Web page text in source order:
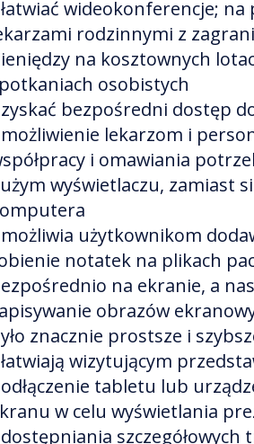
wideokonferencje; na
rodzinnymi z
na kosztownych
osobistych
bezpośredni dostęp
lekarzom i
i omawiania
wyświetlaczu, zamiast
użytkownikom
notatek na plikach
na ekranie, a
obrazów
znacznie prostsze i
wizytującym
tabletu lub
w celu wyświetlania
szczegółowych